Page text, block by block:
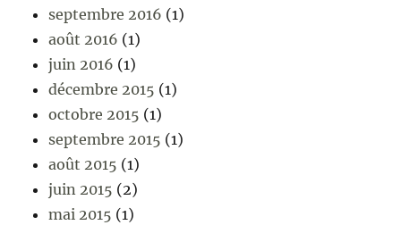
septembre 2016 (1)
août 2016 (1)
juin 2016 (1)
décembre 2015 (1)
octobre 2015 (1)
septembre 2015 (1)
août 2015 (1)
juin 2015 (2)
mai 2015 (1)